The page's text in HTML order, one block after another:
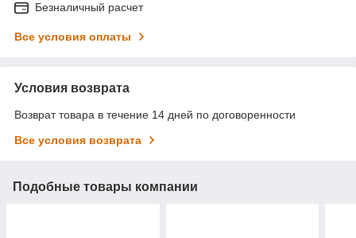
Безналичный расчет
Все условия оплаты
Условия возврата
Возврат товара в течение 14 дней по договоренности
Все условия возврата
Подобные товары компании